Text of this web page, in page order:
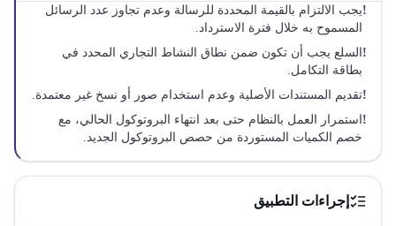
!يجب الالتزام بالقيمة المحددة للرسالة وعدم تجاوز عدد الرسائل
المسموح به خلال فترة الاسترداد.
! السلع يجب أن تكون ضمن نطاق النشاط التجاري المحدد في
بطاقة التكامل.
!تقديم المستندات الأصلية وعدم استخدام صور أو نسخ غير معتمدة.
! استمرار العمل بالنظام حتى بعد انتهاء البروتوكول الحالي، مع
خصم الكميات المستوردة من حصص البروتوكول الجديد.
إجراءات التطبيق